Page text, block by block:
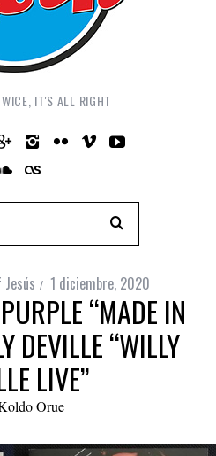
IT'S ALL RIGHT
1 diciembre, 2020
“MADE IN
DEVILLE “WILLY
LIVE”
Orue